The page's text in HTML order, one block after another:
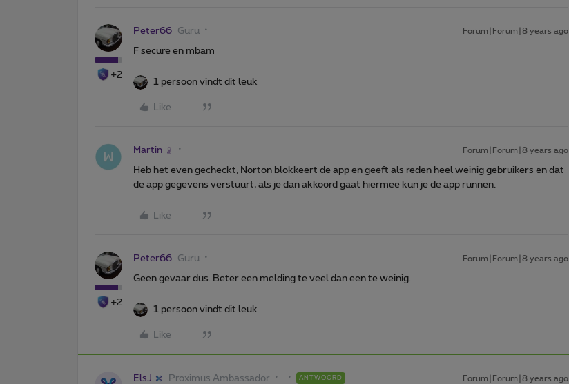
+2
Peter66 Guru Forum|Forum|8 years ago
F secure en mbam
1 persoon vindt dit leuk
Like
Martin Forum|Forum|8 years ago
Heb het even gecheckt, Norton blokkeert de app en geeft als reden heel weinig gebruikers en dat
de app gegevens verstuurt, als je dan akkoord gaat hiermee kun je de app runnen.
Like
+2
Peter66 Guru Forum|Forum|8 years ago
Geen gevaar dus. Beter een melding te veel dan een te weinig.
1 persoon vindt dit leuk
Like
ElsJ Proximus Ambassador ANTWOORD Forum|Forum|8 years ago